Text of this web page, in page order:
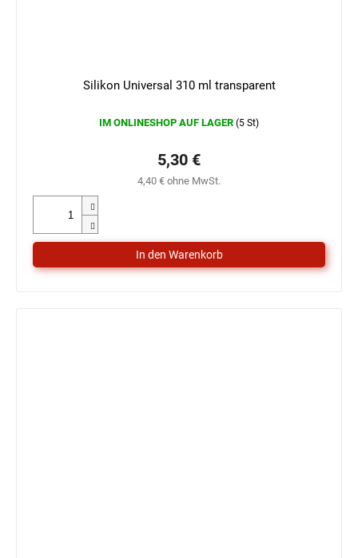
Silikon Universal 310 ml transparent
IM ONLINESHOP AUF LAGER (5 St)
4,40 € ohne MwSt.
5,30 €